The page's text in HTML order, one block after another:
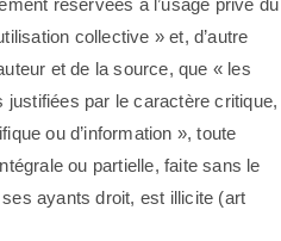
réservées à l’usage privé du
collective » et, d’autre
et de la source, que « les
par le caractère critique,
ou d’information », toute
ou partielle, faite sans le
ayants droit, est illicite (art